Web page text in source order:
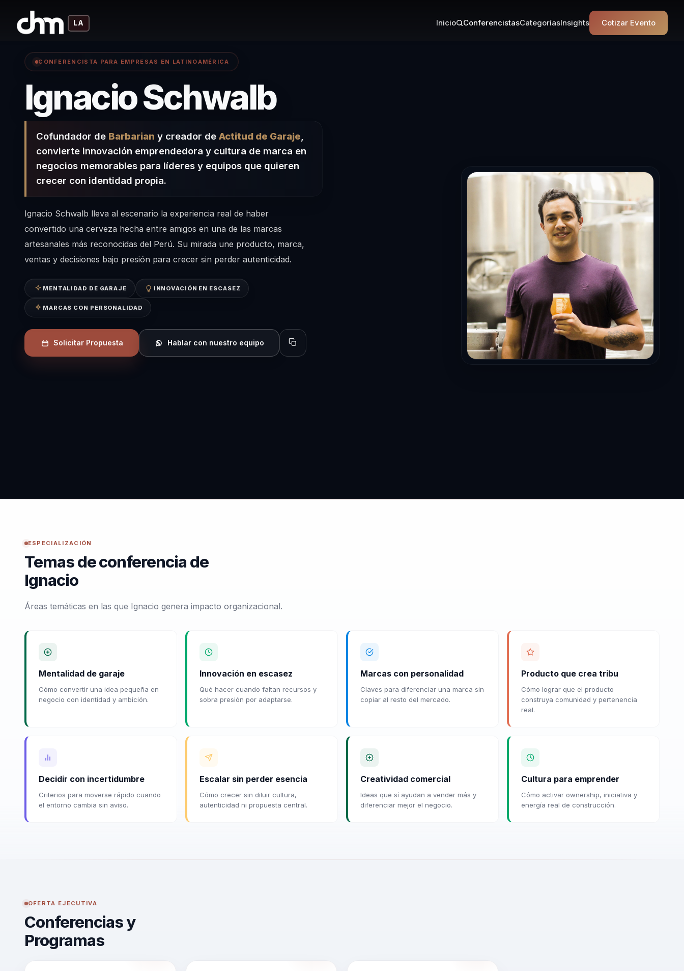
LA Inicio ConferencistasCategoríasInsights Cotizar Evento
CONFERENCISTA PARA EMPRESAS EN LATINOAMÉRICA
Ignacio Schwalb– Conferencista de
Cofundador de Barbarian y creador de Actitud de Garaje
convierte innovación emprendedora y cultura de marca en
negocios memorables para líderes y equipos que quieren
crecer con identidad propia.
Ignacio Schwalb lleva al escenario la experiencia real de haber
convertido una cerveza hecha entre amigos en una de las marcas
artesanales más reconocidas del Perú. Su mirada une producto, marca,
ventas y decisiones bajo presión para crecer sin perder autenticidad.
MENTALIDAD DE GARAJE INNOVACIÓN EN ESCASEZ
MARCAS CON PERSONALIDAD
Solicitar Propuesta Hablar con nuestro equipo Copiar perfil para compartir
ESPECIALIZACIÓN
Temas de conferencia de
Ignacio
Áreas temáticas en las que Ignacio genera impacto organizacional.
Mentalidad de garaje
Cómo convertir una idea pequeña en
negocio con identidad y ambición.
Innovación en escasez
Qué hacer cuando faltan recursos y
sobra presión por adaptarse.
Marcas con personalidad
Claves para diferenciar una marca sin
copiar al resto del mercado.
Producto que crea tribu
Cómo lograr que el producto
construya comunidad y pertenencia
real.
Decidir con incertidumbre
Criterios para moverse rápido cuando
el entorno cambia sin aviso.
Escalar sin perder esencia
Cómo crecer sin diluir cultura,
autenticidad ni propuesta central.
Creatividad comercial
Ideas que sí ayudan a vender más y
diferenciar mejor el negocio.
Cultura para emprender
Cómo activar ownership, iniciativa y
energía real de construcción.
OFERTA EJECUTIVA
Conferencias y
Programas